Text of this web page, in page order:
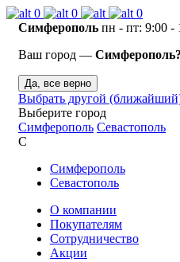
0 0
0
Симферополь пн - пт: 9:00 -
Ваш город — Симферополь?
Да, все верно
Выбрать другой
Выберите город
Симферополь Севастополь
С
Симферополь
Севастополь
О компании
Покупателям
Сотрудничество
Акции